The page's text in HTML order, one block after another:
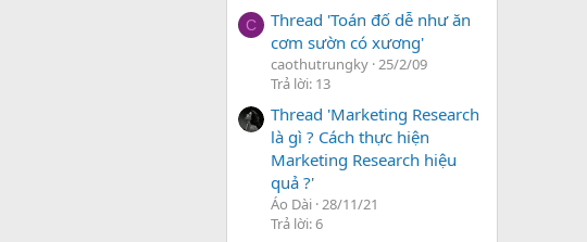
C
Thread 'Toán đố dễ như ăn
cơm sườn có xương'
caothutrungky 25/2/09
Trả lời: 13
Thread 'Marketing Research
là gì ? Cách thực hiện
Marketing Research hiệu
quả ?'
Áo Dài 28/11/21
Trả lời: 6